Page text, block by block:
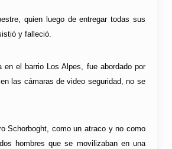
quien luego de entregar todas sus
y falleció.
el barrio Los Alpes, fue abordado por
las cámaras de video seguridad, no se
Schorboght, como un atraco y no como
hombres que se movilizaban en una